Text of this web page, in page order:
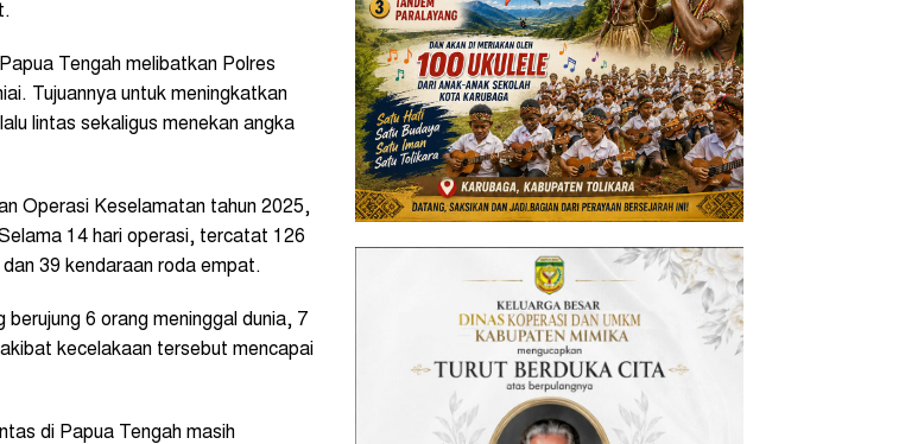
Tengah melibatkan Polres
Tujuannya untuk meningkatkan
lintas sekaligus menekan angka
Operasi Keselamatan tahun 2025,
14 hari operasi, tercatat 126
39 kendaraan roda empat.
6 orang meninggal dunia, 7
kecelakaan tersebut mencapai
di Papua Tengah masih